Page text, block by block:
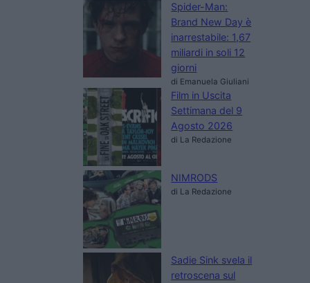
Spider-Man:
Brand New Day è
inarrestabile: 1,67
miliardi in soli 12
giorni
di Emanuela Giuliani
Film in Uscita
Settimana del 9
Agosto 2026
di La Redazione
NIMRODS
di La Redazione
Sadie Sink svela il
retroscena sul